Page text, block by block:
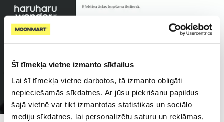
Šī tīmekļa vietne izmanto sīkfailus
Lai šī tīmekļa vietne darbotos, tā izmanto obligāti
nepieciešamās sīkdatnes. Ar jūsu piekrišanu papildus
šajā vietnē var tikt izmantotas statistikas un sociālo
mediju sīkdatnes, lai personalizētu saturu un reklāmas,